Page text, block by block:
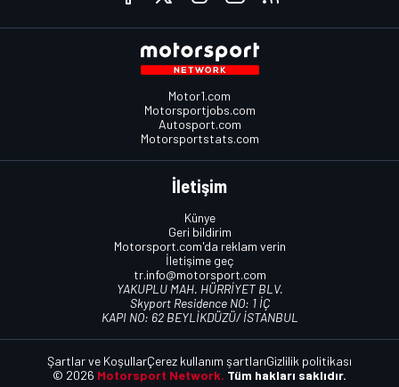
Motor1.com
Motorsportjobs.com
Autosport.com
Motorsportstats.com
İletişim
Künye
Geri bildirim
Motorsport.com'da reklam verin
İletişime geç
tr.info@motorsport.com
YAKUPLU MAH. HÜRRİYET BLV.
Skyport Residence NO: 1 İÇ
KAPI NO: 62 BEYLİKDÜZÜ/ İSTANBUL
© 2026 Motorsport Network. Tüm hakları saklıdır.
Şartlar ve KoşullarÇerez kullanım şartlarıGizlilik politikası